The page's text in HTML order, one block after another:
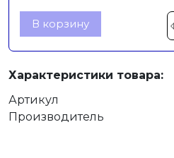
В корзину
Характеристики товара:
Артикул
Производитель